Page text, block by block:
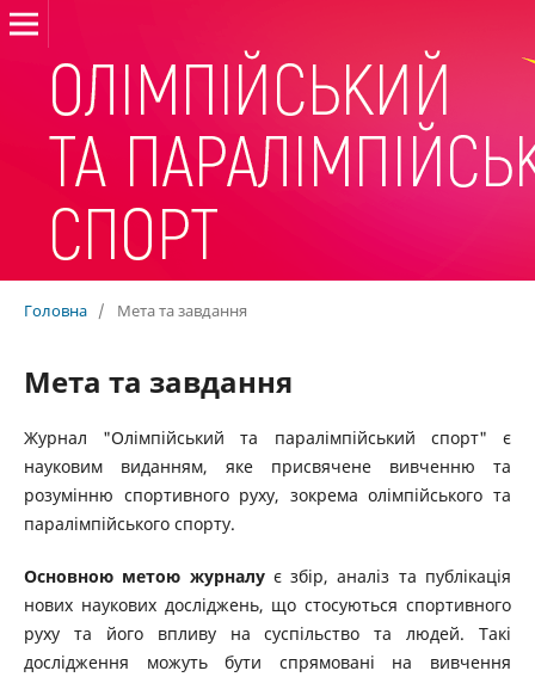
Головна / Мета та завдання
Мета та завдання
Журнал "Олімпійський та паралімпійський спорт" є
науковим виданням, яке присвячене вивченню та
розумінню спортивного руху, зокрема олімпійського та
паралімпійського спорту.
Основною метою журналує збір, аналіз та публікація
нових наукових досліджень, що стосуються спортивного
руху та його впливу на суспільство та людей. Такі
дослідження можуть бути спрямовані на вивчення